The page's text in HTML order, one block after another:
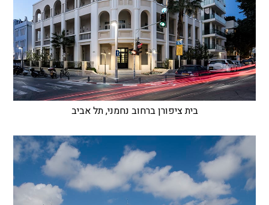
בית ציפורן ברחוב נחמני, תל אביב